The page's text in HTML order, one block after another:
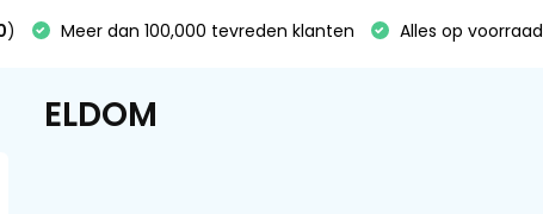
) Meer dan 100,000 tevreden klanten Alles op voorraad
ELDOM